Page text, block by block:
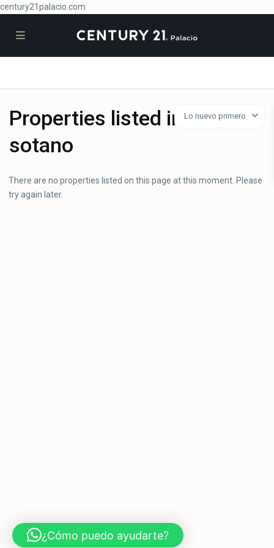
century21palacio.com
Lo nuevo primero
Properties listed in
sotano
There are no properties listed on this page at this moment. Please
try again later.
¿Cómo puedo ayudarte?